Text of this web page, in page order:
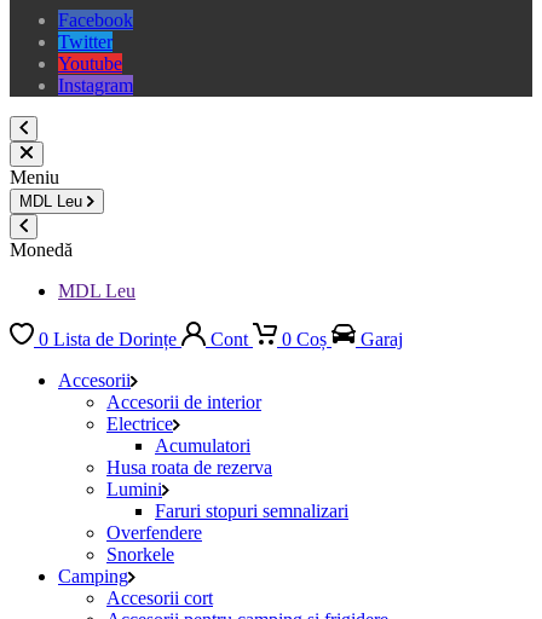
Facebook
Twitter
Youtube
Instagram
Meniu
MDL Leu
Monedă
MDL Leu
0 Lista de Dorințe Cont 0 Coș
Garaj
Accesorii
Accesorii de interior
Electrice
Acumulatori
Husa roata de rezerva
Lumini
Faruri stopuri semnalizari
Overfendere
Snorkele
Camping
Accesorii cort